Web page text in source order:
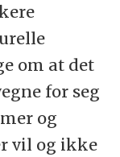
om at det
for seg
og
vil og ikke